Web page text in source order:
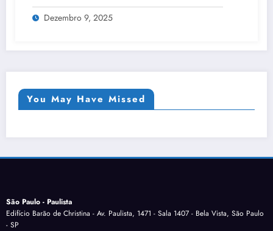
Dezembro 9, 2025
You May Have Missed
São Paulo - Paulista
Edifício Barão de Christina - Av. Paulista, 1471 - Sala 1407 - Bela Vista, São Paulo
- SP